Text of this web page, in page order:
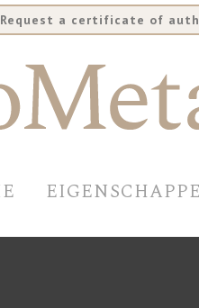
Request a certificate of